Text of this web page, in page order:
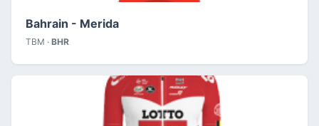
Bahrain - Merida
TBM · BHR